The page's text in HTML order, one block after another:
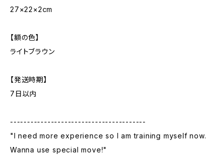
27×22×2cm
【額の色】
ライトブラウン
【発送時期】
7日以内
----------------------------------------
"I need more experience so I am training myself now.
Wanna use special move!"